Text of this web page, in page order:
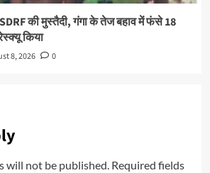
की मुस्तैदी, गंगा के तेज बहाव में फंसे 18
किया
8, 2026 0
will not be published. Required fields